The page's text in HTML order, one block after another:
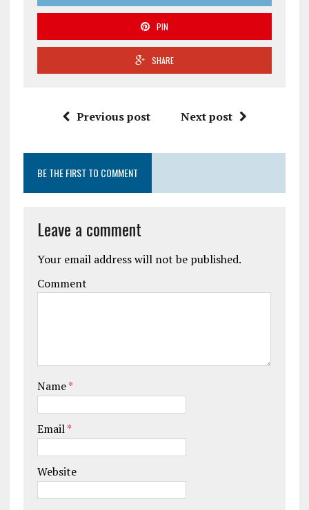
PIN
SHARE
Previous post Next post
BE THE FIRST TO COMMENT
Leave a comment
Your email address will not be published.
Comment
Name*
Email*
Website